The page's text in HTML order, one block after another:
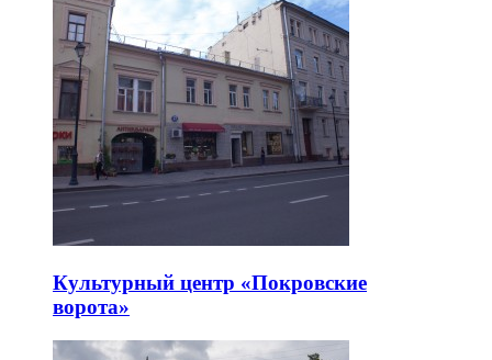
Культурный центр «Покровские
ворота»